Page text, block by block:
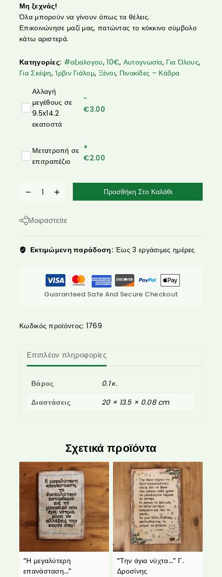
Μη ξεχνάς!
Όλα μπορούν να γίνουν όπως τα θέλεις.
Επικοινώνησε μαζί μας, πατώντας το κόκκινο σύμβολο
κάτω αριστερά.
Κατηγορίες: #αξιαλογου,10€, Αυτογνωσία, Για Όλους,
Για Σκέψη,Ίρβιν Γιάλομ, Ξένοι, Πινακίδες – Κάδρα
Αλλαγή
μεγέθους σε
9.5x14.2
εκατοστά
-
€3.00
Μετατροπή σε
επιτραπέζιο
+
€2.00
Προσθήκη Στο Καλάθι
Μοιραστείτε
Εκτιμώμενη παράδοση: Έως 3 εργάσιμες ημέρες
Guaranteed Safe And Secure Checkout
Κωδικός προϊόντος: 1769
Επιπλέον πληροφορίες
Βάρος
0.1 κ.
Διαστάσεις
20 × 13.5 × 0.08 cm
Σχετικά προϊόντα
“Η μεγαλύτερη
επανάσταση…”
“Την άγια νύχτα…” Γ.
Δροσίνης